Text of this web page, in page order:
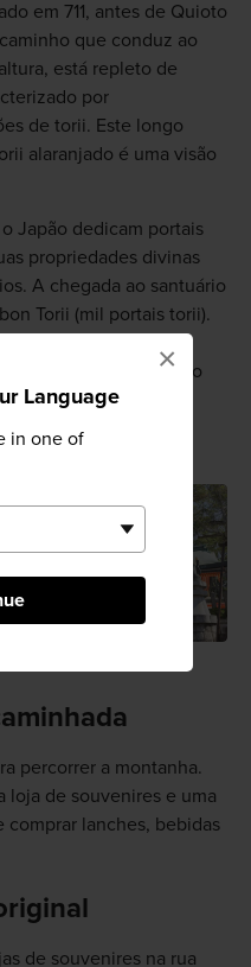
Language
in one of
×
em 711, antes de Quioto
que conduz ao
está repleto de
por
de torii. Este longo
alaranjado é uma visão
Japão dedicam portais
propriedades divinas
A chegada ao santuário
Torii (mil portais torii).
torii em toda a
dedicados no período
percorrer a montanha.
loja de souvenires e uma
comprar lanches, bebidas
de souvenires na rua